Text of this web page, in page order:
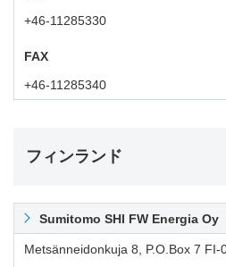
+46-11285330
FAX
+46-11285340
フィンランド
Sumitomo SHI FW Energia Oy
Metsänneidonkuja 8, P.O.Box 7